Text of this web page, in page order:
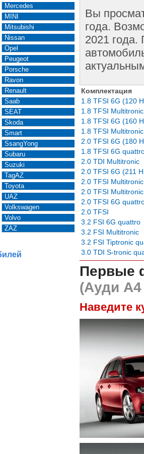
Mercedes
MINI
Mitsubishi
Nissan
Opel
Peugeot
Porsche
Ravon
Renault
Saab
SEAT
Skoda
Smart
SsangYong
Subaru
Suzuki
TagAZ
Toyota
UAZ
Volkswagen
Volvo
ZAZ
Вы
года.
2021 года.
Комплектация
1.8 TFSI 6G (120
1.8 TFSI
1.8 TFSI 6G (160
1.8 TFSI
2.0 TFSI 6G (180
1.8 TFSI 6G
2.0 TDI Multitronic
2.0 TFSI 6G (211
2.0 TFSI
2.0 TFSI
2.0 TFSI 6G
2.0 TFSI
3.2 FSI 6G quattro
3.2 FSI Multitronic
3.2 FSI Tiptronic
3.0 TDI S-tronic
Первые
(Ауди А4
Наведите